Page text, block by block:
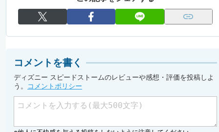
コメントを書く
ディズニー スピードストームのレビューや感想・評価を投稿しよ
う。 コメントポリシー